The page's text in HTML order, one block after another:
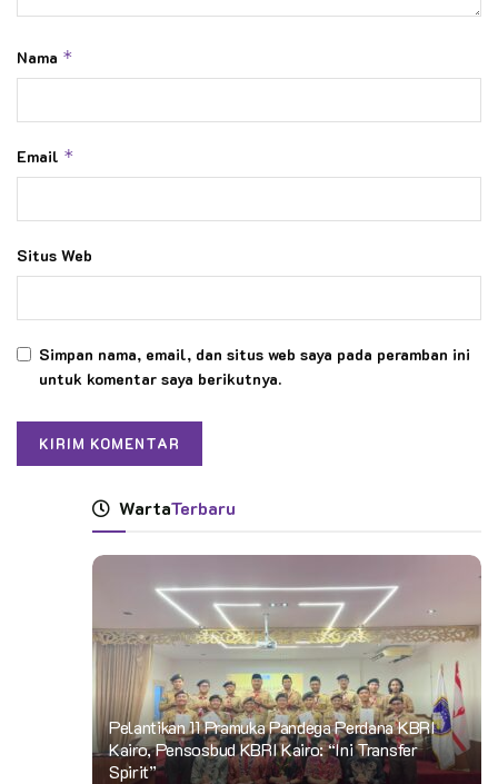
Nama *
Email *
Situs Web
Simpan nama, email, dan situs web saya pada peramban ini
untuk komentar saya berikutnya.
WartaTerbaru
Pelantikan 11 Pramuka Pandega Perdana KBRI
Kairo, Pensosbud KBRI Kairo: “Ini Transfer
Spirit”